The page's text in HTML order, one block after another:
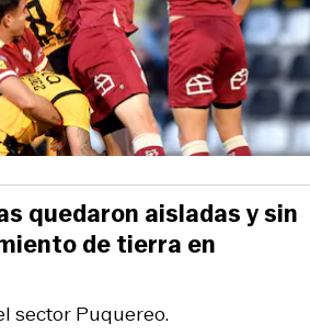
sector Puquereo.
quedaron aisladas y sin
de tierra en